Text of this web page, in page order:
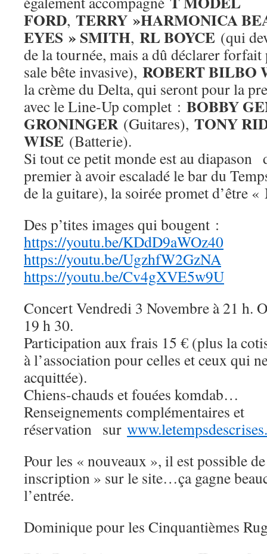
FORD, TERRY »HARMONICA
EYES » SMITH, RL BOYCE (qui
de la tournée, mais a dû déclarer
sale bête invasive), ROBERT BILBO
la crème du Delta, qui seront pour la
avec le Line-Up complet : BOBBY
GRONINGER(Guitares), TONY
WISE (Batterie).
Si tout ce petit monde est au
premier à avoir escaladé le bar du
de la guitare), la soirée promet d’être
Des p’tites images qui bougent :
https://youtu.be/KDdD9aWOz40
https://youtu.be/UgzhfW2GzNA
https://youtu.be/Cv4gXVE5w9U
Concert Vendredi 3 Novembre à 21 h.
19 h 30.
Participation aux frais 15 € (plus la
à l’association pour celles et ceux qui
acquittée).
Chiens-chauds et fouées komdab…
Renseignements complémentaires et
réservation sur
Pour les « nouveaux », il est possible
inscription » sur le site…ça gagne
l’entrée.
Dominique pour les Cinquantièmes